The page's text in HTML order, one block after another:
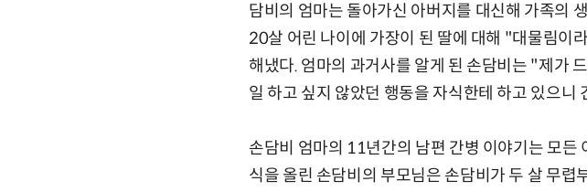
담비의 엄마는 돌아가신 아버지를 대신해 가족의
20살 어린 나이에 가장이 된 딸에 대해 "대물림이
해냈다. 엄마의 과거사를 알게 된 손담비는 "제가
일 하고 싶지 않았던 행동을 자식한테 하고 있으니
손담비 엄마의 11년간의 남편 간병 이야기는 모든
식을 올린 손담비의 부모님은 손담비가 두 살 무